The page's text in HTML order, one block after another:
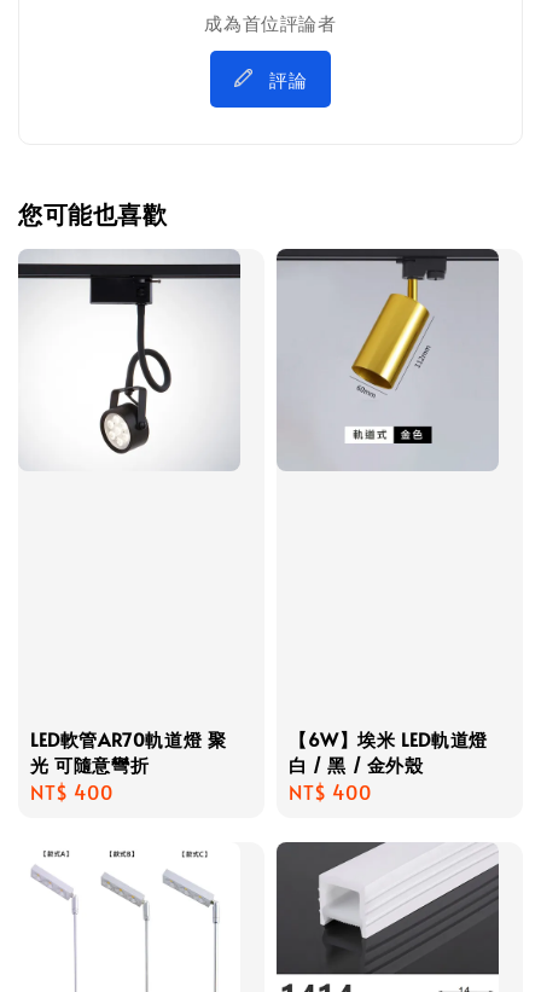
成為首位評論者
評論
您可能也喜歡
LED軟管AR70軌道燈 聚
光 可隨意彎折
Regular
NT$ 400
【6W】埃米 LED軌道燈
白 / 黑 / 金外殼
Regular
NT$ 400